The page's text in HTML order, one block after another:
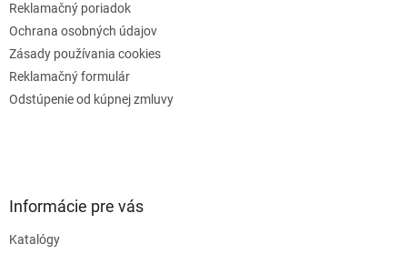
Reklamačný poriadok
Ochrana osobných údajov
Zásady používania cookies
Reklamačný formulár
Odstúpenie od kúpnej zmluvy
Informácie pre vás
Katalógy